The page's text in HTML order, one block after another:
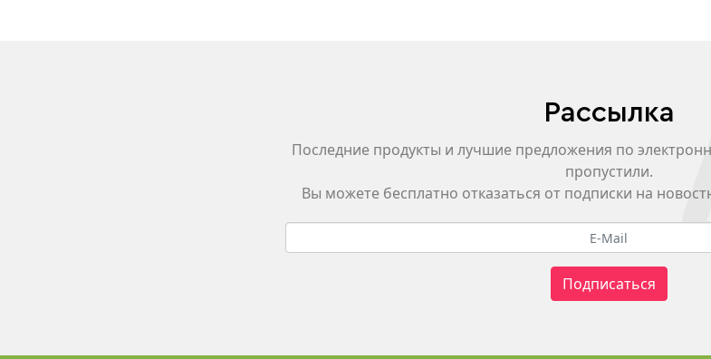
Рассылка
Последние продукты и лучшие предложения по
пропустили.
Вы можете бесплатно отказаться от подписки на
Подписаться